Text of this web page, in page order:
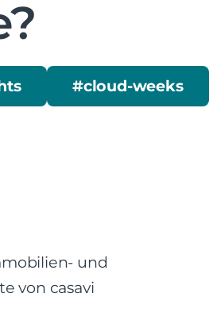
#cloud-weeks
und
von casavi